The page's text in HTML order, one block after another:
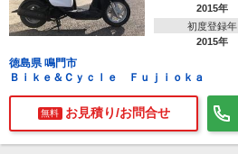
2015年
初度登録年
2015年
徳島県 鳴門市
Ｂｉｋｅ＆Ｃｙｃｌｅ Ｆｕｊｉｏｋａ
無料 お見積り/お問合せ